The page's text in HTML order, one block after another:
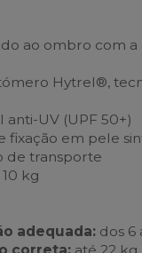
ao ombro com
Hytrel®,
UV (UPF 50+)
fixação em pele
de transporte
kg
adequada: dos 6